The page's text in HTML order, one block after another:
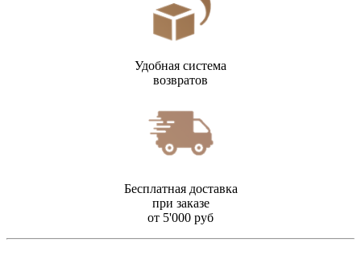
Удобная система
возвратов
Бесплатная доставка
при заказе
от 5'000 руб